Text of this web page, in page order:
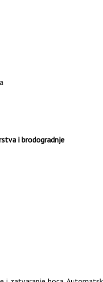
i brodogradnje